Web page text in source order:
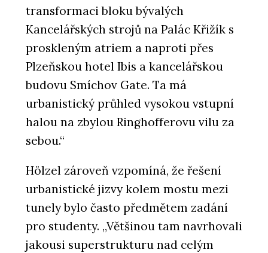
transformaci bloku bývalých
Kancelářských strojů na Palác Křižík s
proskleným atriem a naproti přes
Plzeňskou hotel Ibis a kancelářskou
budovu Smíchov Gate. Ta má
urbanistický průhled vysokou vstupní
halou na zbylou Ringhofferovu vilu za
sebou.“
Hölzel zároveň vzpomíná, že řešení
urbanistické jizvy kolem mostu mezi
tunely bylo často předmětem zadání
pro studenty. „Většinou tam navrhovali
jakousi superstrukturu nad celým